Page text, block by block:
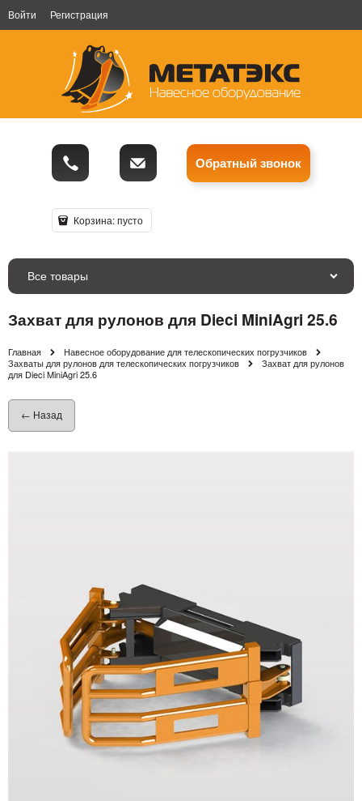
Войти Регистрация
Обратный звонок
Корзина:пусто
Все товары
Захват для рулонов для Dieci MiniAgri 25.6
Главная
Навесное оборудование для телескопических погрузчиков
Захваты для рулонов для телескопических погрузчиков
Захват для рулонов
для Dieci MiniAgri 25.6
← Назад